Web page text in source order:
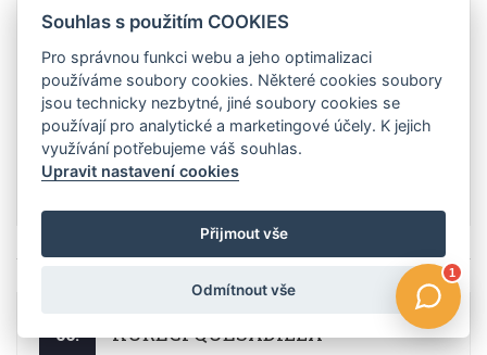
přimícháme dijonskou hořčici. Přidáme ½ lžíce soli a lžičku
pepře. Promícháme a necháme asi minutu provařit. Poté
přidáme pečená křidýlka a důkladně je ve směsi obalíme.
Hotová křídla vyskládáme na talíř a posypeme sezamovými
semínky. Podáváme například s rajčatovou marinádou a
zeleninou. ...
06. KUŘECÍ QUESADILLA
Souhlas s použitím COOKIES
Pro správnou funkci webu a jeho optimalizaci
používáme soubory cookies. Některé cookies soubory
jsou technicky nezbytné, jiné soubory cookies se
používají pro analytické a marketingové účely. K jejich
využívání potřebujeme váš souhlas.
Upravit nastavení cookies
Přijmout vše
Odmítnout vše